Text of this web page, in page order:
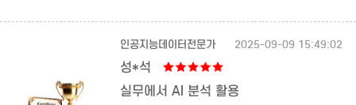
인공지능데이터전문가 2025-09-09 15:49:02
성*석
실무에서 AI 분석 활용